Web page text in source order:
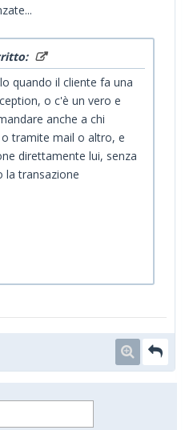
quando il cliente fa una
o c'è un vero e
anche a chi
tramite mail o altro, e
direttamente lui, senza
la transazione